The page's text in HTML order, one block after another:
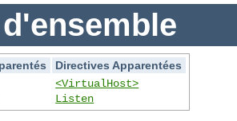
Directives Apparentées
<VirtualHost>
Listen